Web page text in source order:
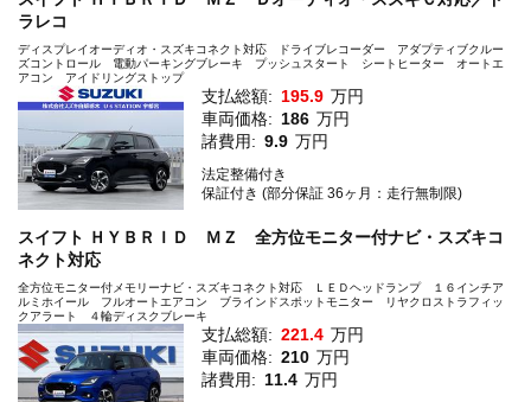
ラレコ
ディスプレイオーディオ・スズキコネクト対応 ドライブレコーダー アダプティブクルー
ズコントロール 電動パーキングブレーキ プッシュスタート シートヒーター オートエ
アコン アイドリングストップ
支払総額: 195.9 万円
車両価格: 186 万円
諸費用: 9.9 万円
法定整備付き
保証付き (部分保証 36ヶ月：走行無制限)
スイフト ＨＹＢＲＩＤ ＭＺ 全方位モニター付ナビ・スズキコ
ネクト対応
全方位モニター付メモリーナビ・スズキコネクト対応 ＬＥＤヘッドランプ １６インチア
ルミホイール フルオートエアコン ブラインドスポットモニター リヤクロストラフィッ
クアラート ４輪ディスクブレーキ
支払総額: 221.4 万円
車両価格: 210 万円
諸費用: 11.4 万円